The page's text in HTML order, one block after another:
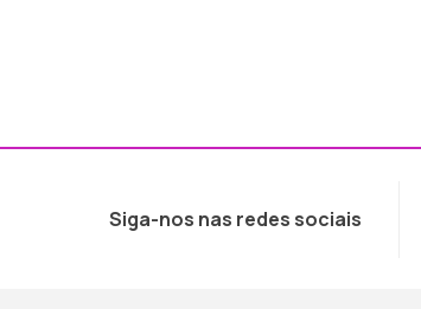
Siga-nos nas redes sociais